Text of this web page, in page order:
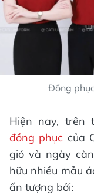
Đồng
Hiện nay, trên
đồng phục của
gió và ngày
hữu nhiều mẫu
ấn tượng bởi: